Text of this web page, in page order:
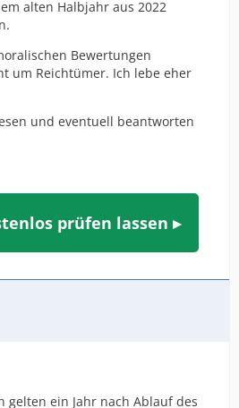
alten Halbjahr aus 2022
Bewertungen
um Reichtümer. Ich lebe eher
und eventuell beantworten
prüfen lassen ▸
gelten ein Jahr nach Ablauf des